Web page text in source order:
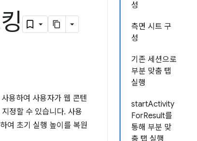
성
측면 시트 구
성
기존 세션으로
부분 맞춤 탭
실행
startActivity
ForResult를
통해 부분 맞
춤 탭 실행
용하여 사용자가 웹 콘텐
정할 수 있습니다. 사용
여 초기 실행 높이를 복원